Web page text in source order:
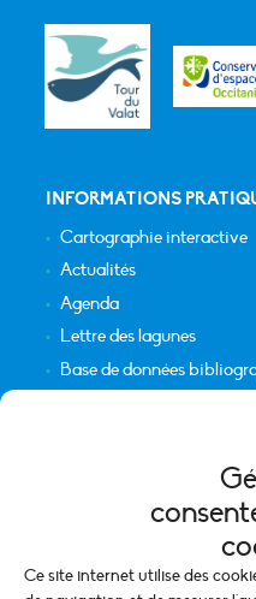
Ce site internet utilise des
INFORMATIONS
Cartographie interactive
Actualités
Agenda
Lettre des lagunes
Base de données
Mentions légales
Politique de cookies (UE)